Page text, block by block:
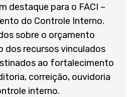
OUVIDORIAS E
e transparência
SOCIAL
3° instância LAI
de transparência
destaque para o FACI –
do Controle Interno.
sobre o orçamento
dos recursos vinculados
ao fortalecimento
correição, ouvidoria
interno.